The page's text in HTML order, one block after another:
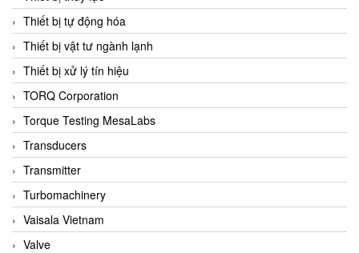
Comat Releco
Comax
COMETECH VietNam
COMFILE Technology
Conch
Conductix/ WAMPFLER
Contrec
Contrinex
Control Solution Minesota
Copeland
Thiết bị tự động hóa
Thiết bị vật tư ngành lạnh
Thiết bị xử lý tín hiệu
TORQ Corporation
Torque Testing MesaLabs
Transducers
Transmitter
Turbomachinery
Vaisala Vietnam
Valve